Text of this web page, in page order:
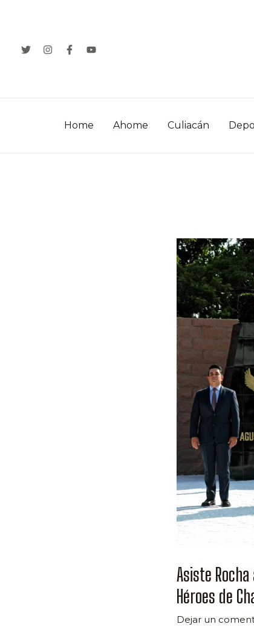
Home Ahome Culiacán
Asiste
Héroes de
Dejar un